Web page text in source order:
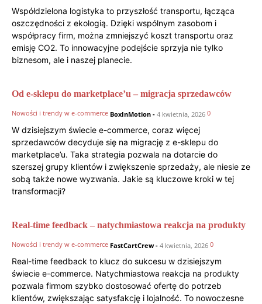
Współdzielona logistyka to przyszłość transportu, łącząca
oszczędności z ekologią. Dzięki wspólnym zasobom i
współpracy firm, można zmniejszyć koszt transportu oraz
emisję CO2. To innowacyjne podejście sprzyja nie tylko
biznesom, ale i naszej planecie.
Od e-sklepu do marketplace’u – migracja sprzedawców
Nowości i trendy w e-commerce BoxInMotion - 4 kwietnia, 2026 0
W dzisiejszym świecie e-commerce, coraz więcej
sprzedawców decyduje się na migrację z e-sklepu do
marketplace’u. Taka strategia pozwala na dotarcie do
szerszej grupy klientów i zwiększenie sprzedaży, ale niesie ze
sobą także nowe wyzwania. Jakie są kluczowe kroki w tej
transformacji?
Real-time feedback – natychmiastowa reakcja na produkty
Nowości i trendy w e-commerce FastCartCrew - 4 kwietnia, 2026 0
Real-time feedback to klucz do sukcesu w dzisiejszym
świecie e-commerce. Natychmiastowa reakcja na produkty
pozwala firmom szybko dostosować ofertę do potrzeb
klientów, zwiększając satysfakcję i lojalność. To nowoczesne